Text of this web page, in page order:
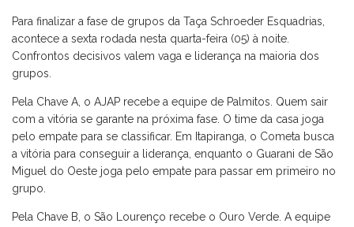
Para finalizar a fase de grupos da Taça Schroeder Esquadrias,
acontece a sexta rodada nesta quarta-feira (05) à noite.
Confrontos decisivos valem vaga e liderança na maioria dos
grupos.
Pela Chave A, o AJAP recebe a equipe de Palmitos. Quem sair
com a vitória se garante na próxima fase. O time da casa joga
pelo empate para se classificar. Em Itapiranga, o Cometa busca
a vitória para conseguir a liderança, enquanto o Guarani de São
Miguel do Oeste joga pelo empate para passar em primeiro no
grupo.
Pela Chave B, o São Lourenço recebe o Ouro Verde. A equipe